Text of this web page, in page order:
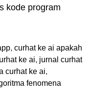
kode program
, curhat ke ai apakah
ke ai, jurnal curhat
curhat ke ai,
fenomena